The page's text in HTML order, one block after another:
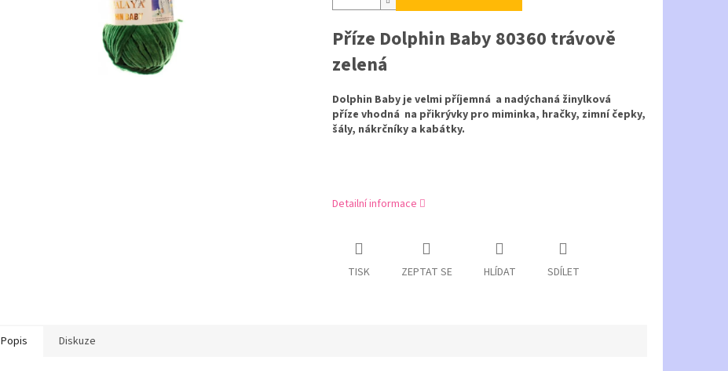
Příze Dolphin Baby 80360 trávově
zelená
Dolphin Baby je velmi příjemná a nadýchaná žinylková
příze vhodná na přikrývky pro miminka, hračky, zimní čepky,
šály, nákrčníky a kabátky.
Detailní informace
TISK ZEPTAT SE HLÍDAT SDÍLET
Popis Diskuze